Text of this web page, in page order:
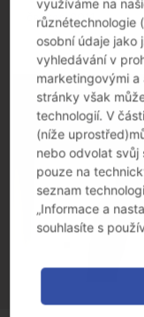
červen 2011
Video nemohlo být
sítě nebo
využíváme na
různétechnologie
osobní údaje jako
vyhledávání v
marketingovými
stránky však
technologií. V
(níže
nebo odvolat svůj
pouze na
seznam
„Informace a
souhlasíte s